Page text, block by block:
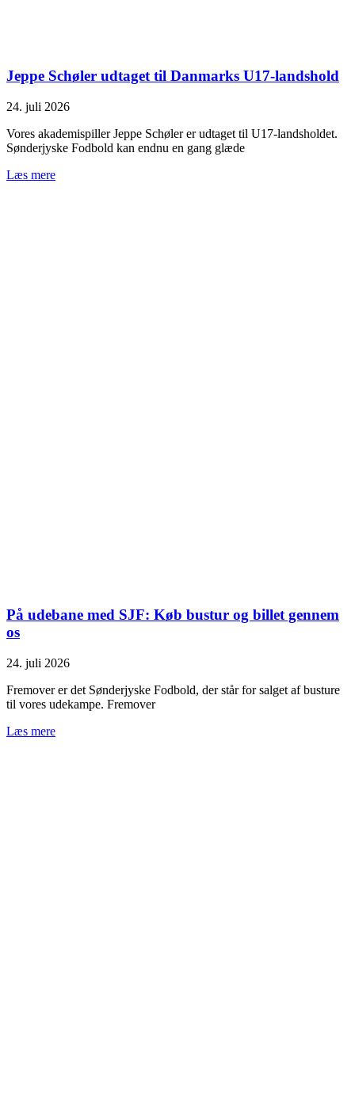
Jeppe Schøler udtaget til Danmarks U17-landshold
24. juli 2026
Vores akademispiller Jeppe Schøler er udtaget til U17-landsholdet.
Sønderjyske Fodbold kan endnu en gang glæde
Læs mere
På udebane med SJF: Køb bustur og billet gennem
os
24. juli 2026
Fremover er det Sønderjyske Fodbold, der står for salget af busture
til vores udekampe. Fremover
Læs mere